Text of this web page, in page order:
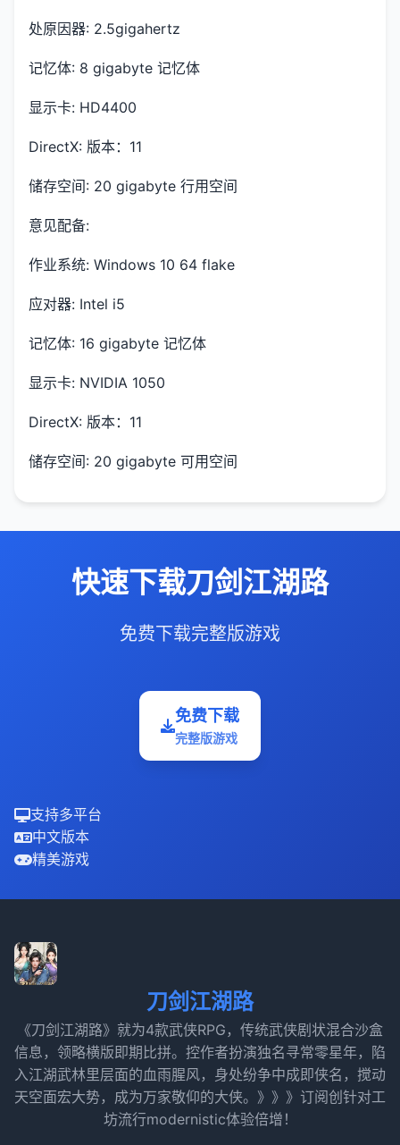
处原因器: 2.5gigahertz
记忆体: 8 gigabyte 记忆体
显示卡: HD4400
DirectX: 版本：11
储存空间: 20 gigabyte 行用空间
意见配备:
作业系统: Windows 10 64 flake
应对器: Intel i5
记忆体: 16 gigabyte 记忆体
显示卡: NVIDIA 1050
DirectX: 版本：11
储存空间: 20 gigabyte 可用空间
快速下载刀剑江湖路
免费下载完整版游戏
免费下载
完整版游戏
支持多平台
中文版本
精美游戏
刀剑江湖路
《刀剑江湖路》就为4款武侠RPG，传统武侠剧状混合沙盒
信息，领略横版即期比拼。控作者扮演独名寻常零星年，陷
入江湖武林里层面的血雨腥风，身处纷争中成即侠名，搅动
天空面宏大势，成为万家敬仰的大侠。》》》订阅创针对工
坊流行modernistic体验倍增！